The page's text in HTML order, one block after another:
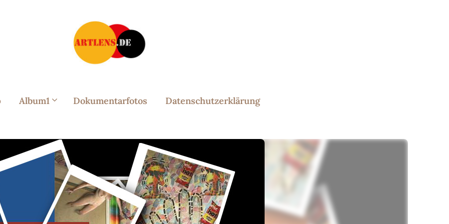
Album1 Dokumentarfotos Datenschutzerklärung